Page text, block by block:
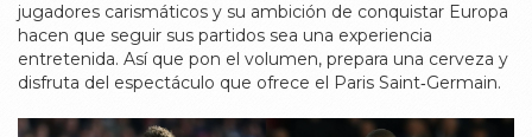
jugadores carismáticos y su ambición de conquistar Europa
hacen que seguir sus partidos sea una experiencia
entretenida. Así que pon el volumen, prepara una cerveza y
disfruta del espectáculo que ofrece el Paris Saint‑Germain.